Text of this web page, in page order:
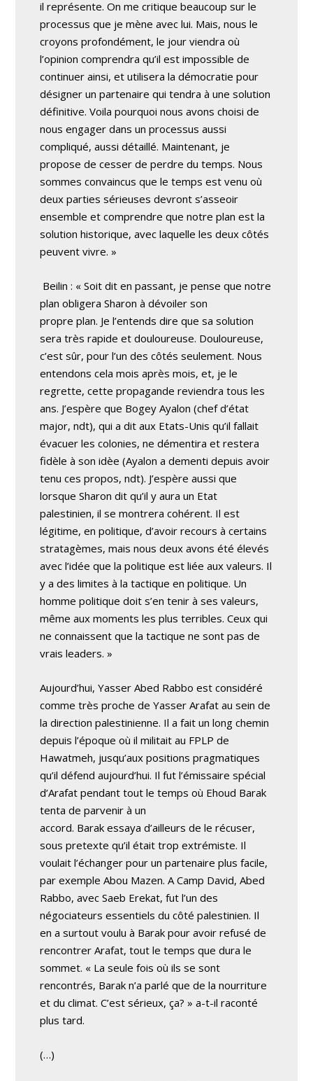
il représente. On me critique beaucoup sur le
processus que je mène avec lui. Mais, nous le
croyons profondément, le jour viendra où
l’opinion comprendra qu’il est impossible de
continuer ainsi, et utilisera la démocratie pour
désigner un partenaire qui tendra à une solution
définitive. Voila pourquoi nous avons choisi de
nous engager dans un processus aussi
compliqué, aussi détaillé. Maintenant, je
propose de cesser de perdre du temps. Nous
sommes convaincus que le temps est venu où
deux parties sérieuses devront s’asseoir
ensemble et comprendre que notre plan est la
solution historique, avec laquelle les deux côtés
peuvent vivre. »
Beilin : « Soit dit en passant, je pense que notre
plan obligera Sharon à dévoiler son
propre plan. Je l’entends dire que sa solution
sera très rapide et douloureuse. Douloureuse,
c’est sûr, pour l’un des côtés seulement. Nous
entendons cela mois après mois, et, je le
regrette, cette propagande reviendra tous les
ans. J’espère que Bogey Ayalon (chef d’état
major, ndt), qui a dit aux Etats-Unis qu’il fallait
évacuer les colonies, ne démentira et restera
fidèle à son idèe (Ayalon a dementi depuis avoir
tenu ces propos, ndt). J’espère aussi que
lorsque Sharon dit qu’il y aura un Etat
palestinien, il se montrera cohérent. Il est
légitime, en politique, d’avoir recours à certains
stratagèmes, mais nous deux avons été élevés
avec l’idée que la politique est liée aux valeurs. Il
y a des limites à la tactique en politique. Un
homme politique doit s’en tenir à ses valeurs,
même aux moments les plus terribles. Ceux qui
ne connaissent que la tactique ne sont pas de
vrais leaders. »
Aujourd’hui, Yasser Abed Rabbo est considéré
comme très proche de Yasser Arafat au sein de
la direction palestinienne. Il a fait un long chemin
depuis l’époque où il militait au FPLP de
Hawatmeh, jusqu’aux positions pragmatiques
qu’il défend aujourd’hui. Il fut l’émissaire spécial
d’Arafat pendant tout le temps où Ehoud Barak
tenta de parvenir à un
accord. Barak essaya d’ailleurs de le récuser,
sous pretexte qu’il était trop extrémiste. Il
voulait l’échanger pour un partenaire plus facile,
par exemple Abou Mazen. A Camp David, Abed
Rabbo, avec Saeb Erekat, fut l’un des
négociateurs essentiels du côté palestinien. Il
en a surtout voulu à Barak pour avoir refusé de
rencontrer Arafat, tout le temps que dura le
sommet. « La seule fois où ils se sont
rencontrés, Barak n’a parlé que de la nourriture
et du climat. C’est sérieux, ça? » a-t-il raconté
plus tard.
(…)